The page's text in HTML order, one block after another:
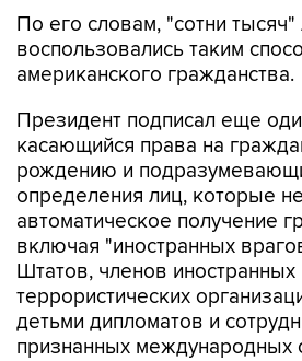
По его словам, "сотни
воспользовались таким
американского гражданства.
Президент подписал еще
касающийся права на
рождению и
определения лиц, которые
автоматическое получение
включая "иностранных
Штатов, членов иностранных
террористических
детьми дипломатов и
признанных международных